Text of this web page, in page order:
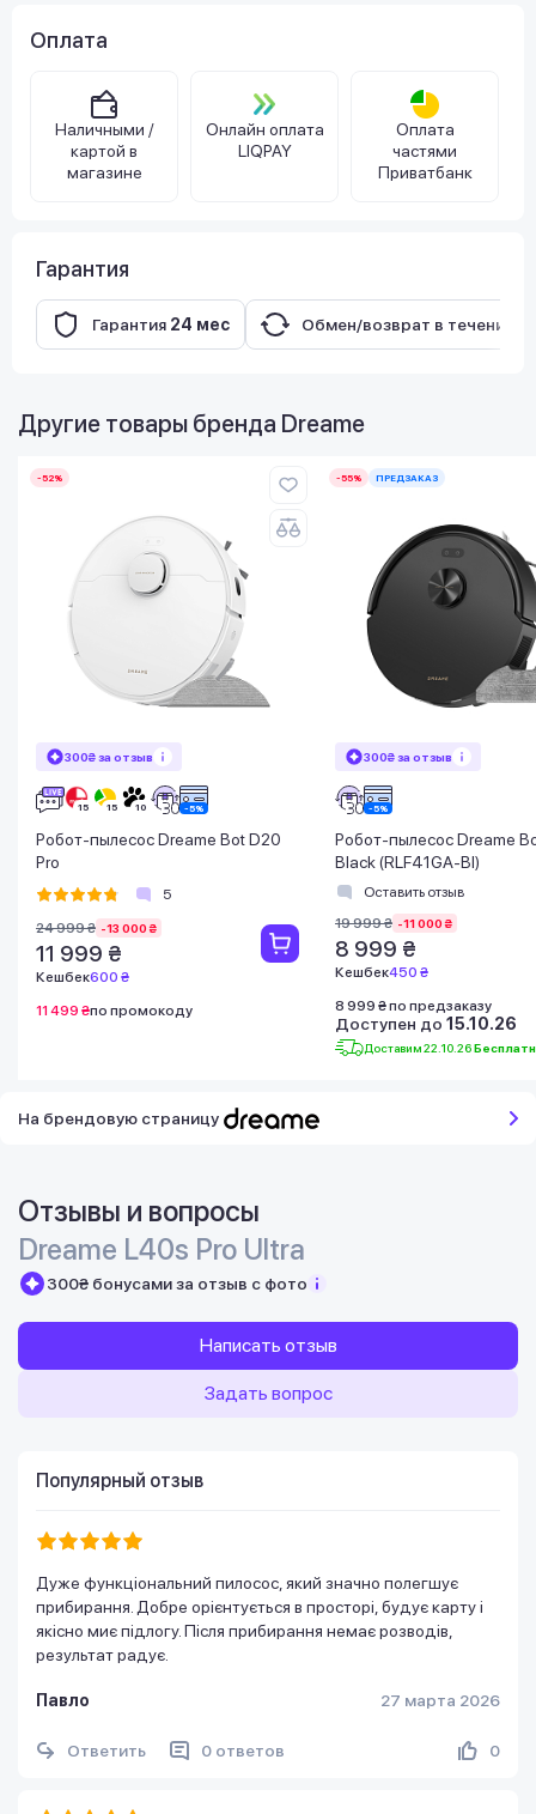
Оплата
Наличными /
картой в
магазине
Онлайн оплата
LIQPAY
Оплата
частями
Приватбанк
Гарантия
Гарантия 24 мес Обмен/возврат в течение
Другие товары бренда Dreame
-52%
300₴ за отзыв
Робот-пылесос Dreame Bot D20
Pro
5
24 999 ₴ -13 000 ₴
11 999 ₴
Кешбек600 ₴
11 499 ₴по промокоду
-55% ПРЕДЗАКАЗ
300₴ за отзыв
Робот-пылесос Dreame
Black (RLF41GA-Bl)
Оставить отзыв
19 999 ₴ -11 000 ₴
8 999 ₴
Кешбек450 ₴
8 999 ₴ по предзаказу
Доступен до 15.10.26
Доставим 22.10.26
На брендовую страницу
Отзывы и вопросы
Dreame L40s Pro Ultra
300₴ бонусами за отзыв с фото
Написать отзыв
Задать вопрос
Популярный отзыв
Дуже функціональний пилосос, який значно полегшує
прибирання. Добре орієнтується в просторі, будує карту і
якісно миє підлогу. Після прибирання немає розводів,
результат радує.
Павло 27 марта 2026
Ответить 0 ответов 0